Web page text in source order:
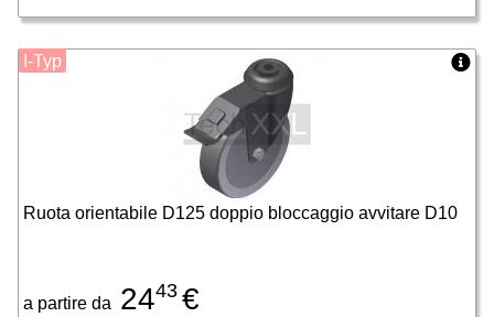
Ruota orientabile D125 doppio bloccaggio avvitare D10
a partire da 2443 €
I-Typ